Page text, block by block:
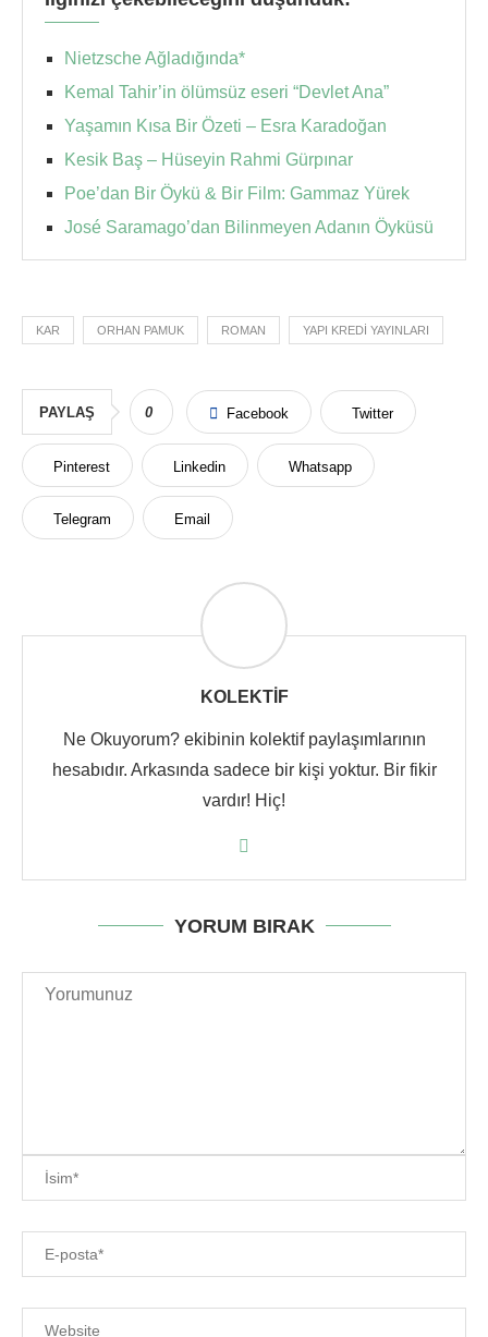
Nietzsche Ağladığında*
Kemal Tahir’in ölümsüz eseri “Devlet Ana”
Yaşamın Kısa Bir Özeti – Esra Karadoğan
Kesik Baş – Hüseyin Rahmi Gürpınar
Poe’dan Bir Öykü & Bir Film: Gammaz Yürek
José Saramago’dan Bilinmeyen Adanın Öyküsü
KAR ORHAN PAMUK ROMAN YAPI KREDI YAYINLARI
PAYLAŞ 0 Facebook Twitter
Pinterest Linkedin Whatsapp
Telegram Email
KOLEKTIF
Ne Okuyorum? ekibinin kolektif paylaşımlarının
hesabıdır. Arkasında sadece bir kişi yoktur. Bir fikir
vardır! Hiç!
YORUM BIRAK